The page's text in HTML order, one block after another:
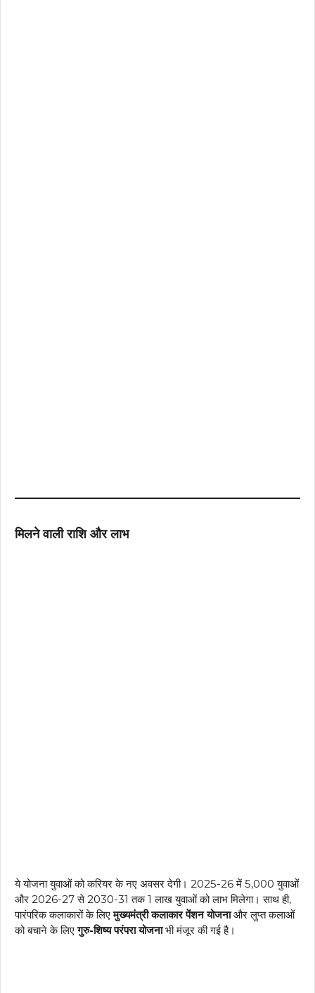
मिलने वाली राशि और लाभ
ये योजना युवाओं को करियर के नए अवसर देगी। 2025-26 में 5,000 युवाओं
और 2026-27 से 2030-31 तक 1 लाख युवाओं को लाभ मिलेगा। साथ ही,
पारंपरिक कलाकारों के लिएमुख्यमंत्री कलाकार पेंशन योजनाऔर लुप्त कलाओं
को बचाने के लिएगुरु-शिष्य परंपरा योजनाभी मंजूर की गई है।